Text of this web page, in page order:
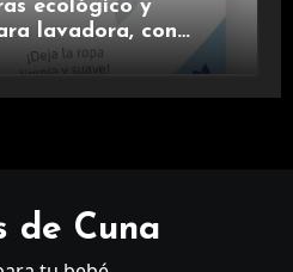
ecológico y
lavadora, con
y fragancia de
de Cuna